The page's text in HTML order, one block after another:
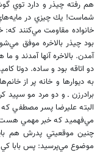
هم رفته چيذر و دارد توي
شماست! يك چيزي در
خانواده مقاومت مي‌كنند كه:
بود چيذر بالاخره موفق
دو اتاقه بود و ساده. دوتا
به ديوارها و خانه پر از
برادرزن ـ و دو مرد مو سپيد
البته عليرضا پسر مصطفي كه
مي‌فهميد كه خبر مهمي هست
چنين موقعيتي پدرش هم
موضوع مي‌پرسيد: پس بابا كي